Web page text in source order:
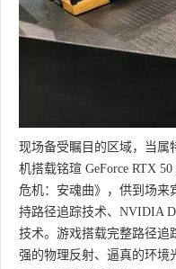
现场备受瞩目的区域，当属
机搭载铭瑄 GeForce RTX
危机：安魂曲》，供到场来
持路径追踪技术、NVIDIA
技术。游戏搭载完整路径追
强的物理反射、逼真的环境